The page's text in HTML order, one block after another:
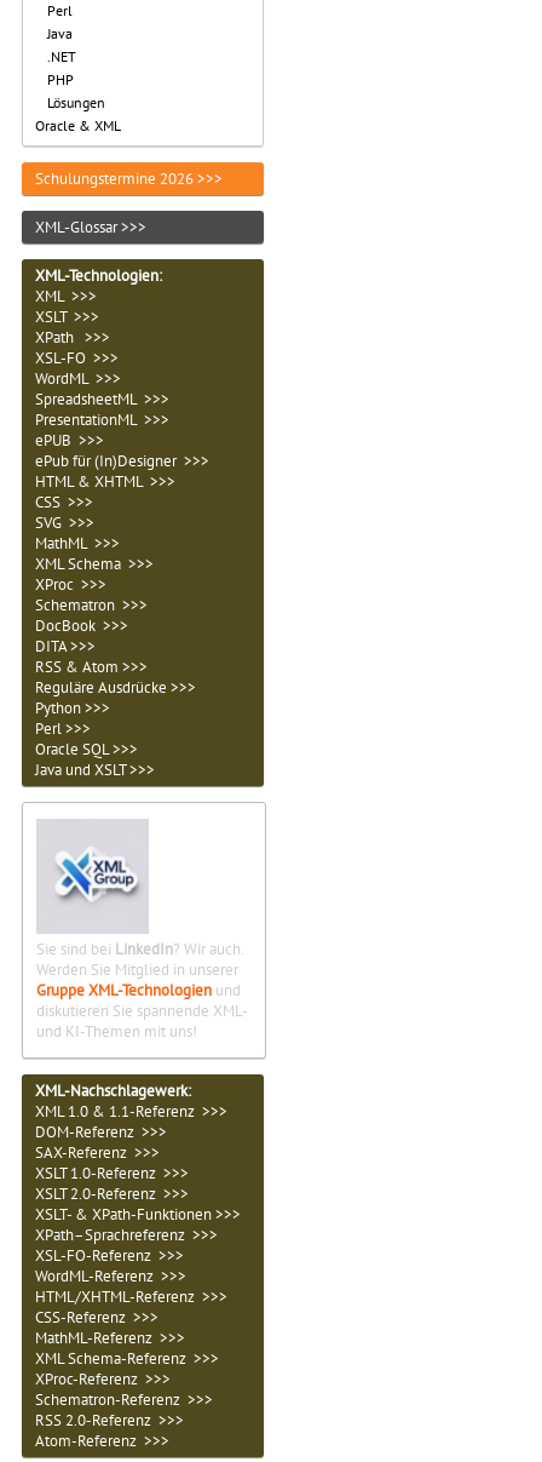
Perl
Java
.NET
PHP
Lösungen
Oracle & XML
Schulungstermine 2026 >>>
XML-Glossar >>>
XML-Technologien:
XML >>>
XSLT >>>
XPath >>>
XSL-FO >>>
WordML >>>
SpreadsheetML >>>
PresentationML >>>
ePUB >>>
ePub für (In)Designer >>>
HTML & XHTML >>>
CSS >>>
SVG >>>
MathML >>>
XML Schema >>>
XProc >>>
Schematron >>>
DocBook >>>
DITA >>>
RSS & Atom >>>
Reguläre Ausdrücke >>>
Python >>>
Perl >>>
Oracle SQL >>>
Java und XSLT >>>
Sie sind bei LinkedIn? Wir auch.
Werden Sie Mitglied in unserer
Gruppe XML-Technologien und
diskutieren Sie spannende XML-
und KI-Themen mit uns!
XML-Nachschlagewerk:
XML 1.0 & 1.1-Referenz >>>
DOM-Referenz >>>
SAX-Referenz >>>
XSLT 1.0-Referenz >>>
XSLT 2.0-Referenz >>>
XSLT- & XPath-Funktionen >>>
XPath–Sprachreferenz >>>
XSL-FO-Referenz >>>
WordML-Referenz >>>
HTML/XHTML-Referenz >>>
CSS-Referenz >>>
MathML-Referenz >>>
XML Schema-Referenz >>>
XProc-Referenz >>>
Schematron-Referenz >>>
RSS 2.0-Referenz >>>
Atom-Referenz >>>